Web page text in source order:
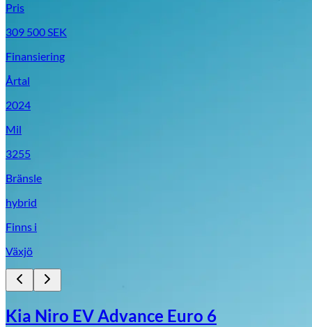
Pris
309 500SEK
Finansiering
Årtal
2024
Mil
3255
Bränsle
hybrid
Finns i
Växjö
Kia Niro EV Advance Euro 6